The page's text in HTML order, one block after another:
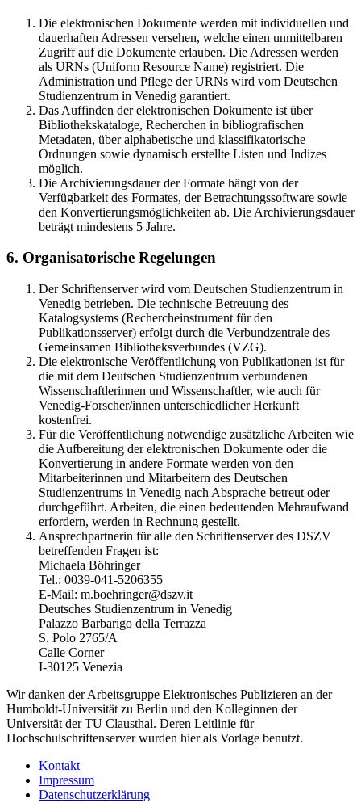
Die elektronischen Dokumente werden mit individuellen und
dauerhaften Adressen versehen, welche einen unmittelbaren
Zugriff auf die Dokumente erlauben. Die Adressen werden
als URNs (Uniform Resource Name) registriert. Die
Administration und Pflege der URNs wird vom Deutschen
Studienzentrum in Venedig garantiert.
Das Auffinden der elektronischen Dokumente ist über
Bibliothekskataloge, Recherchen in bibliografischen
Metadaten, über alphabetische und klassifikatorische
Ordnungen sowie dynamisch erstellte Listen und Indizes
möglich.
Die Archivierungsdauer der Formate hängt von der
Verfügbarkeit des Formates, der Betrachtungssoftware sowie
den Konvertierungsmöglichkeiten ab. Die Archivierungsdauer
beträgt mindestens 5 Jahre.
6. Organisatorische Regelungen
Der Schriftenserver wird vom Deutschen Studienzentrum in
Venedig betrieben. Die technische Betreuung des
Katalogsystems (Rechercheinstrument für den
Publikationsserver) erfolgt durch die Verbundzentrale des
Gemeinsamen Bibliotheksverbundes (VZG).
Die elektronische Veröffentlichung von Publikationen ist für
die mit dem Deutschen Studienzentrum verbundenen
Wissenschaftlerinnen und Wissenschaftler, wie auch für
Venedig-Forscher/innen unterschiedlicher Herkunft
kostenfrei.
Für die Veröffentlichung notwendige zusätzliche Arbeiten wie
die Aufbereitung der elektronischen Dokumente oder die
Konvertierung in andere Formate werden von den
Mitarbeiterinnen und Mitarbeitern des Deutschen
Studienzentrums in Venedig nach Absprache betreut oder
durchgeführt. Arbeiten, die einen bedeutenden Mehraufwand
erfordern, werden in Rechnung gestellt.
Ansprechpartnerin für alle den Schriftenserver des DSZV
betreffenden Fragen ist:
Michaela Böhringer
Tel.: 0039-041-5206355
E-Mail: m.boehringer@dszv.it
Deutsches Studienzentrum in Venedig
Palazzo Barbarigo della Terrazza
S. Polo 2765/A
Calle Corner
I-30125 Venezia
Wir danken der Arbeitsgruppe Elektronisches Publizieren an der
Humboldt-Universität zu Berlin und den Kolleginnen der
Universität der TU Clausthal. Deren Leitlinie für
Hochschulschriftenserver wurden hier als Vorlage benutzt.
Kontakt
Impressum
Datenschutzerklärung